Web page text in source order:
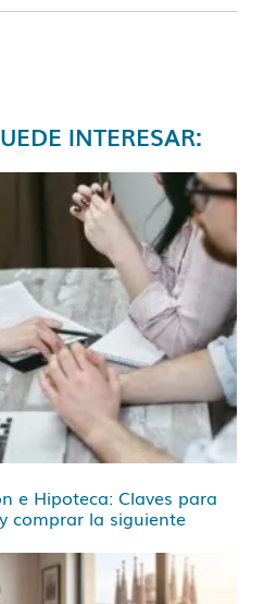
INTERESAR:
e Hipoteca: Claves para
comprar la siguiente